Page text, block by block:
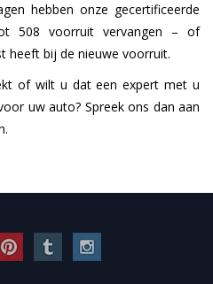
hebben onze gecertificeerde
508 voorruit vervangen – of
heeft bij de nieuwe voorruit.
of wilt u dat een expert met u
uw auto? Spreek ons dan aan